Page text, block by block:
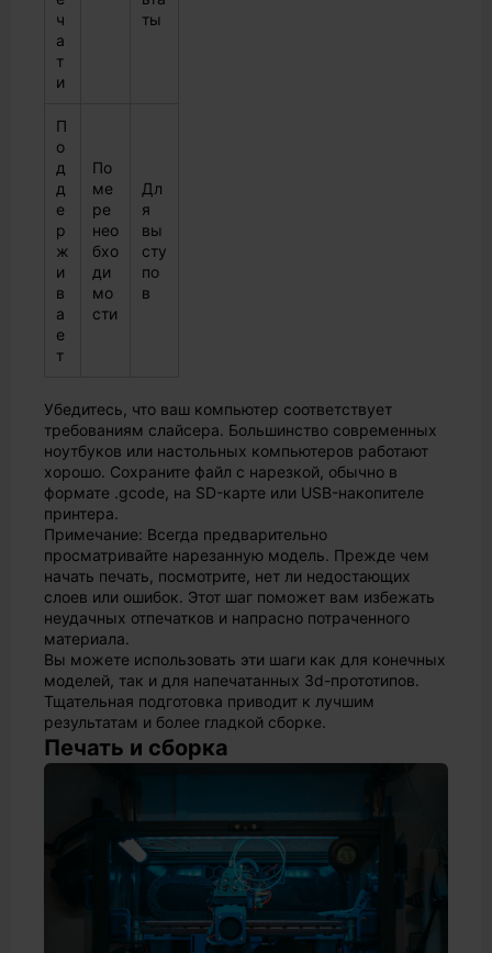
ч
а
т
и
ты
П
о
д
д
е
р
ж
и
в
а
е
т
По
ме
ре
нео
бхо
ди
мо
сти
Дл
я
вы
сту
по
в
Убедитесь, что ваш компьютер соответствует
требованиям слайсера. Большинство современных
ноутбуков или настольных компьютеров работают
хорошо. Сохраните файл с нарезкой, обычно в
формате .gcode, на SD-карте или USB-накопителе
принтера.
Примечание: Всегда предварительно
просматривайте нарезанную модель. Прежде чем
начать печать, посмотрите, нет ли недостающих
слоев или ошибок. Этот шаг поможет вам избежать
неудачных отпечатков и напрасно потраченного
материала.
Вы можете использовать эти шаги как для конечных
моделей, так и для напечатанных 3d-прототипов.
Тщательная подготовка приводит к лучшим
результатам и более гладкой сборке.
Печать и сборка